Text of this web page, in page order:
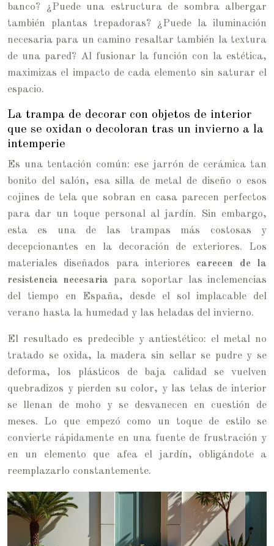
banco? ¿Puede una estructura de sombra albergar
también plantas trepadoras? ¿Puede la iluminación
necesaria para un camino resaltar también la textura
de una pared? Al fusionar la función con la estética,
maximizas el impacto de cada elemento sin saturar el
espacio.
La trampa de decorar con objetos de interior
que se oxidan o decoloran tras un invierno a la
intemperie
Es una tentación común: ese jarrón de cerámica tan
bonito del salón, esa silla de metal de diseño o esos
cojines de tela que sobran en casa parecen perfectos
para dar un toque personal al jardín. Sin embargo,
esta es una de las trampas más costosas y
decepcionantes en la decoración de exteriores. Los
materiales diseñados para interiores carecen de la
resistencia necesaria para soportar las inclemencias
del tiempo en España, desde el sol implacable del
verano hasta la humedad y las heladas del invierno.
El resultado es predecible y antiestético: el metal no
tratado se oxida, la madera sin sellar se pudre y se
deforma, los plásticos de baja calidad se vuelven
quebradizos y pierden su color, y las telas de interior
se llenan de moho y se desvanecen en cuestión de
meses. Lo que empezó como un toque de estilo se
convierte rápidamente en una fuente de frustración y
en un elemento que afea el jardín, obligándote a
reemplazarlo constantemente.